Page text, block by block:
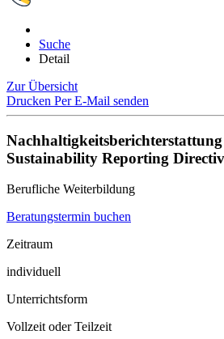
Suche
Detail
Zur Übersicht
Drucken Per E-Mail senden
Sustainability Reporting
Berufliche Weiterbildung
Beratungstermin buchen
Zeitraum
individuell
Unterrichtsform
Vollzeit oder Teilzeit